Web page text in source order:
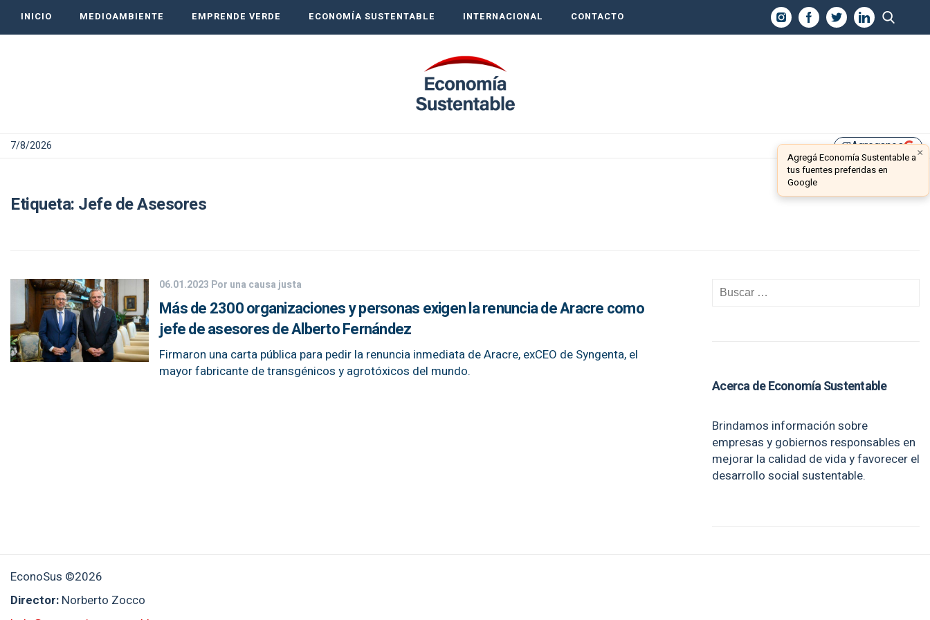
INICIO MEDIOAMBIENTE EMPRENDE VERDE ECONOMÍA SUSTENTABLE INTERNACIONAL CONTACTO
7/8/2026 library_addAgreganos ×
Agregá Economía Sustentable a
tus fuentes preferidas en
Google
Etiqueta: Jefe de Asesores
06.01.2023 Por una causa justa
Más de 2300 organizaciones y personas exigen la renuncia de Aracre como
jefe de asesores de Alberto Fernández
Firmaron una carta pública para pedir la renuncia inmediata de Aracre, exCEO de Syngenta, el
mayor fabricante de transgénicos y agrotóxicos del mundo.
Acerca de Economía Sustentable
Brindamos información sobre
empresas y gobiernos responsables en
mejorar la calidad de vida y favorecer el
desarrollo social sustentable.
EconoSus ©2026
Director: Norberto Zocco